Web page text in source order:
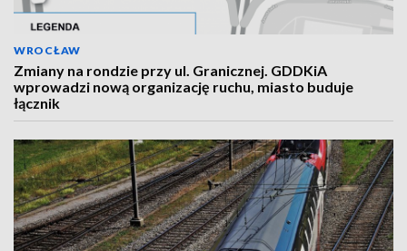
WROCŁAW
Zmiany na rondzie przy ul. Granicznej. GDDKiA
wprowadzi nową organizację ruchu, miasto buduje
łącznik